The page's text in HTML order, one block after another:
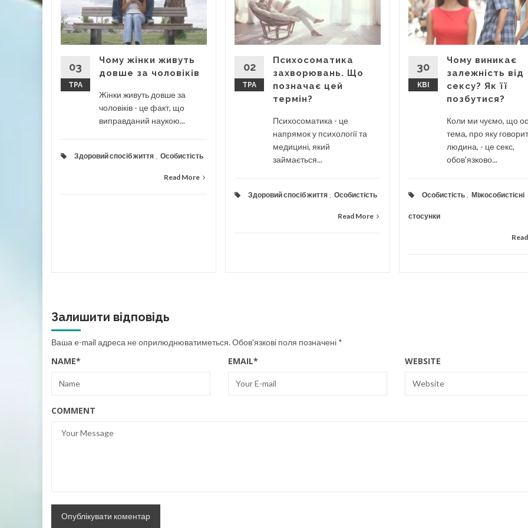
03
ТРА
Чому жінки живуть
довше за чоловіків
Жінки живуть довше за
чоловіків - це факт, що
виправданий наукою...
Здоровий спосіб життя Особистість
Read More
02
ТРА
Психосоматика
захворювань. Що
позначає цей
термін?
Психосоматика - це
напрямок у психології та
медицині, який
займається...
Здоровий спосіб життя Особистість
Read More
30
КВІ
Чому виникає
залежність від
сексу? Як її
позбутися?
Коли ми чуємо, що
тема, про яку
людина, - це секс,
обов'язково...
Особистість Міжособистісні
стосунки
Залишити відповідь
Ваша e-mail адреса не оприлюднюватиметься.Обов’язкові поля позначені *
NAME* EMAIL* WEBSITE
COMMENT